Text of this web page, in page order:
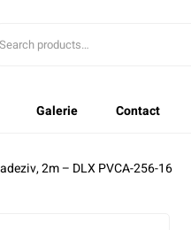
Galerie Contact
2m – DLX PVCA-256-16